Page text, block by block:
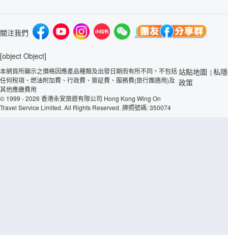
關注我們
[object Object]
本網頁所顯示之價格因應產品種類及出發日期而有所不同，不包括
任何稅項、燃油附加費、行政費、簽証費、服務費(旅行團適用)及
其他應繳費用
© 1999 - 2026 香港永安旅遊有限公司 Hong Kong Wing On
Travel Service Limited. All Rights Reserved. 牌照號碼: 350074
站點地圖 | 私隱
政策